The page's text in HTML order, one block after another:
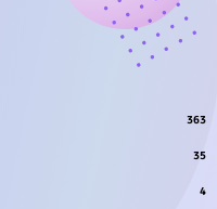
363
35
4